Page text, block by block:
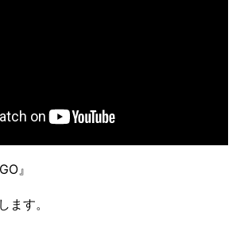
』
ます。